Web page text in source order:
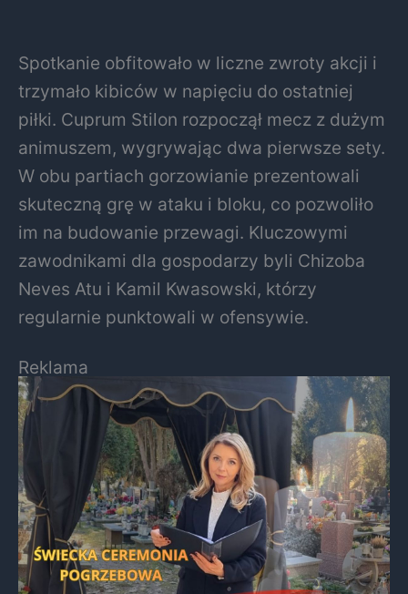
Spotkanie obfitowało w liczne zwroty akcji i
trzymało kibiców w napięciu do ostatniej
piłki. Cuprum Stilon rozpoczął mecz z dużym
animuszem, wygrywając dwa pierwsze sety.
W obu partiach gorzowianie prezentowali
skuteczną grę w ataku i bloku, co pozwoliło
im na budowanie przewagi. Kluczowymi
zawodnikami dla gospodarzy byli Chizoba
Neves Atu i Kamil Kwasowski, którzy
regularnie punktowali w ofensywie.
Reklama